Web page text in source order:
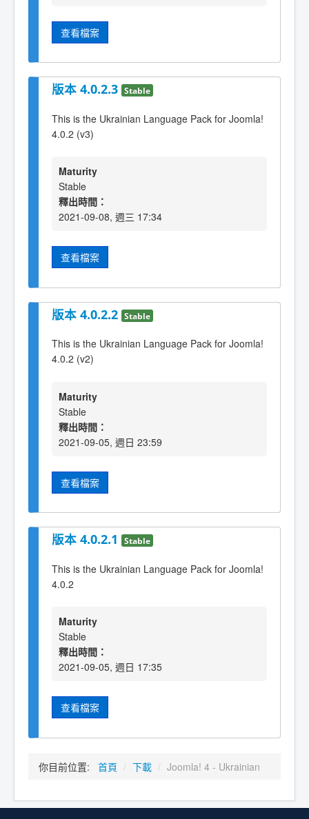
查看檔案
版本 4.0.2.3 Stable
This is the Ukrainian Language Pack for Joomla!
4.0.2 (v3)
Maturity
Stable
釋出時間：
2021-09-08, 週三 17:34
查看檔案
版本 4.0.2.2 Stable
This is the Ukrainian Language Pack for Joomla!
4.0.2 (v2)
Maturity
Stable
釋出時間：
2021-09-05, 週日 23:59
查看檔案
版本 4.0.2.1 Stable
This is the Ukrainian Language Pack for Joomla!
4.0.2
Maturity
Stable
釋出時間：
2021-09-05, 週日 17:35
查看檔案
你目前位置: 首頁 / 下載 / Joomla! 4 - Ukrainian